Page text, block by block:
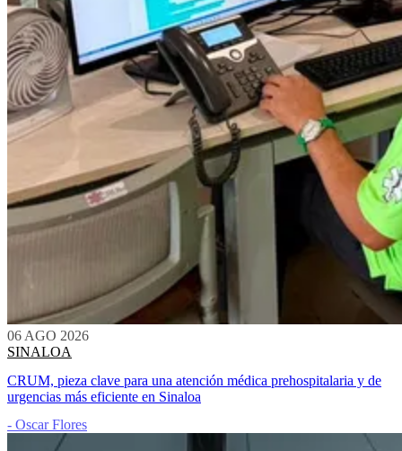
06 AGO 2026
SINALOA
CRUM, pieza clave para una atención médica prehospitalaria y de
urgencias más eficiente en Sinaloa
- Oscar Flores